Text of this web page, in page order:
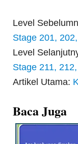
Level
Stage 201,
Level
Stage 211,
Artikel Utama:
Baca Juga